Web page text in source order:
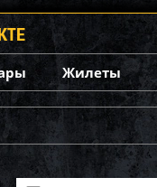
Жилеты